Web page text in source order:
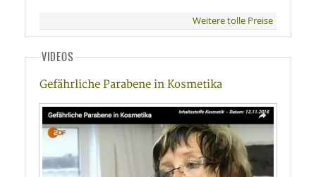
Weitere tolle Preise
VIDEOS
Gefährliche Parabene in Kosmetika